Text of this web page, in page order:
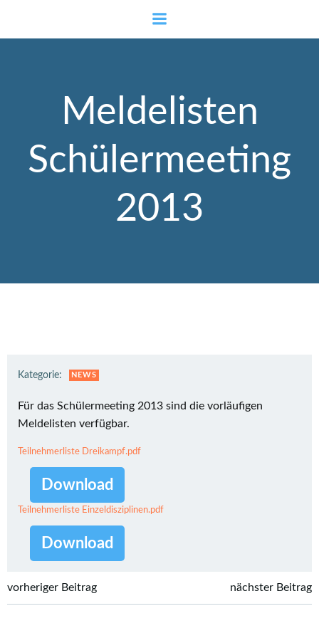
Inhalt
springen
Meldelisten
Schülermeeting
2013
Kategorie: NEWS
Für das Schülermeeting 2013 sind die vorläufigen
Meldelisten verfügbar.
Teilnehmerliste Dreikampf.pdf
Download
Teilnehmerliste Einzeldisziplinen.pdf
Download
Post
vorheriger Beitrag nächster Beitrag